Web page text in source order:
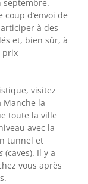
septembre.
d’envoi de
à des
et, bien sûr, à
prix
visitez
Manche la
toute la ville
avec la
tunnel et
(caves). Il y a
vous après